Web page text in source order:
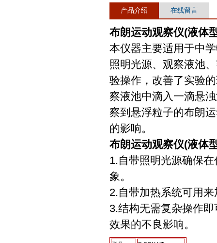
产品介绍 在线留言
布朗运动观察仪(液体
本仪器主要适用于中
照明光源、观察液池
验操作，改善了实验
察液池中滴入一滴悬
察到悬浮粒子的布朗
的影响。
布朗运动观察仪(液体
1.自带照明光源确保
象。
2.自带加热系统可用
3.结构无需复杂操作
效果的不良影响。